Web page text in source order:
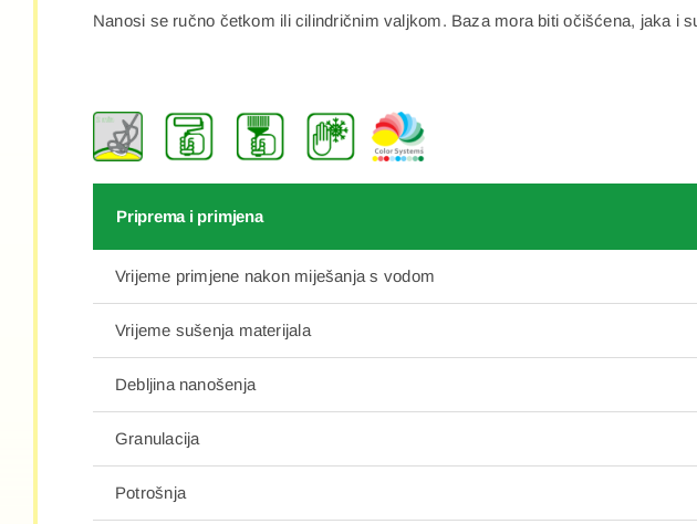
Nanosi se ručno četkom ili cilindričnim valjkom. Baza mora biti očišćena, jaka i
Priprema i primjena
Vrijeme primjene nakon miješanja s vodom
Vrijeme sušenja materijala
Debljina nanošenja
Granulacija
Potrošnja